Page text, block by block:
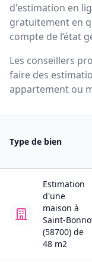
d'estimation en
gratuitement en
compte de l’état
Les conseillers
faire des
appartement ou
Type de bien
Estimation
d'une
maison à
Saint-
(58700) de
48 m2